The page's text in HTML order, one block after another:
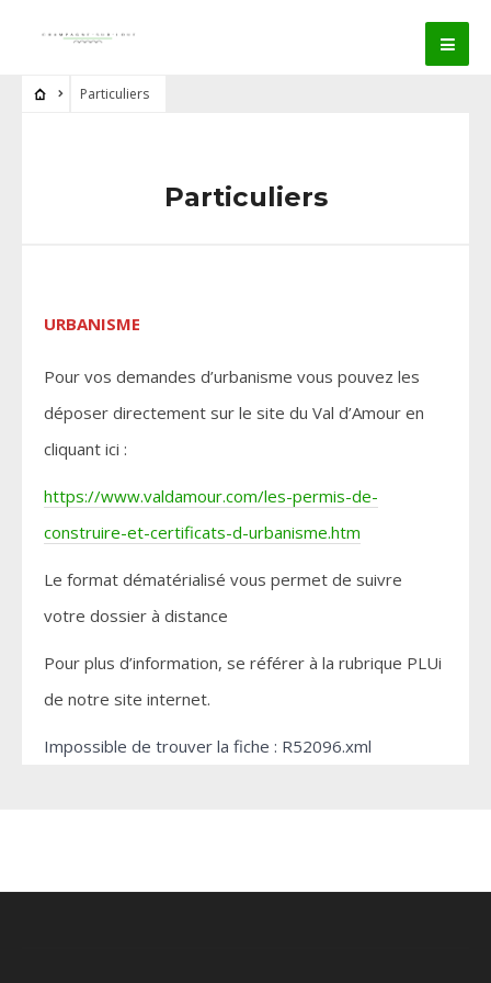
Particuliers
Particuliers
URBANISME
Pour vos demandes d’urbanisme vous pouvez les
déposer directement sur le site du Val d’Amour en
cliquant ici :
https://www.valdamour.com/les-permis-de-
construire-et-certificats-d-urbanisme.htm
Le format dématérialisé vous permet de suivre
votre dossier à distance
Pour plus d’information, se référer à la rubrique PLUi
de notre site internet.
Impossible de trouver la fiche : R52096.xml